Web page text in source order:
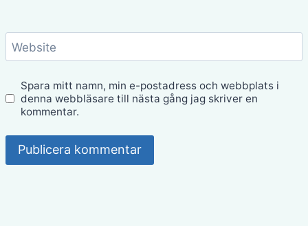
Website
Spara mitt namn, min e-postadress och webbplats i
denna webbläsare till nästa gång jag skriver en
kommentar.